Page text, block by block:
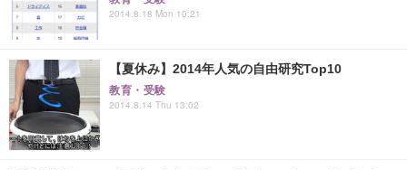
2014.8.18 Mon 10:21
【夏休み】2014年人気の自由研究Top10
教育・受験
2014.8.14 Thu 13:02